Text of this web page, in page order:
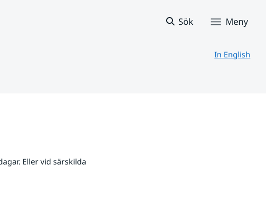
Sök Meny
In English
Eller vid särskilda